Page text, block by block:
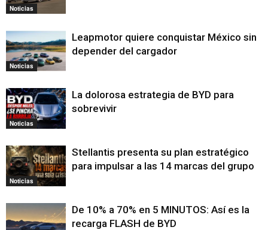
Noticias
Noticias
Leapmotor quiere conquistar México sin
depender del cargador
Noticias
La dolorosa estrategia de BYD para
sobrevivir
Noticias
Stellantis presenta su plan estratégico
para impulsar a las 14 marcas del grupo
De 10% a 70% en 5 MINUTOS: Así es la
recarga FLASH de BYD